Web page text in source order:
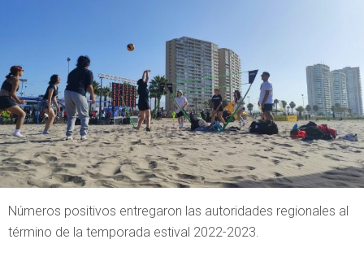
Números positivos entregaron las autoridades regionales al
término de la temporada estival 2022-2023.